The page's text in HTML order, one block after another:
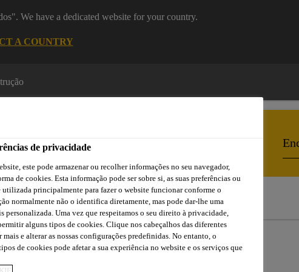
We have a dedicated website for your country.
A COUNTRY
Atendimento Técnico Atendimento Comercial
de privacidade
este pode armazenar ou recolher informações no seu navegador,
de cookies. Esta informação pode ser sobre si, as suas preferências ou
utilizada principalmente para fazer o website funcionar conforme o
normalmente não o identifica diretamente, mas pode dar-lhe uma
personalizada. Uma vez que respeitamos o seu direito à privacidade,
alguns tipos de cookies. Clique nos cabeçalhos das diferentes
mais e alterar as nossas configurações predefinidas. No entanto, o
de cookies pode afetar a sua experiência no website e os serviços que